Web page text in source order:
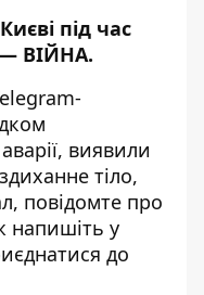
під час
ВІЙНА.
виявили
тіло,
повідомте про
напишіть у
до